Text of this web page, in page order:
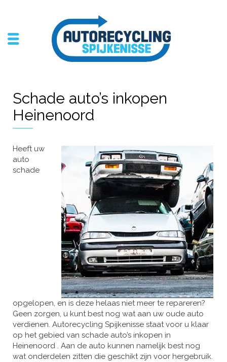
Schade auto’s inkopen
Heinenoord
Heeft uw
auto
schade
opgelopen, en is deze helaas niet meer te repareren?
Geen zorgen, u kunt best nog wat aan uw oude auto
verdienen. Autorecycling Spijkenisse staat voor u klaar
op het gebied van schade auto’s inkopen in
Heinenoord . Aan de auto kunnen namelijk best nog
wat onderdelen zitten die geschikt zijn voor hergebruik.